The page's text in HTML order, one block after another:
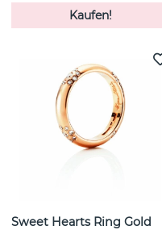
Kaufen!
Sweet Hearts Ring Gold